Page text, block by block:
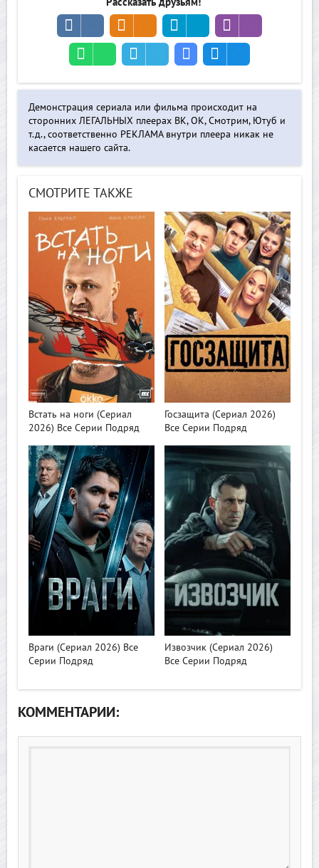
Демонстрация сериала или фильма происходит на
сторонних ЛЕГАЛЬНЫХ плеерах ВК, ОК, Смотрим, Ютуб и
т.д., соответственно РЕКЛАМА внутри плеера никак не
касается нашего сайта.
СМОТРИТЕ ТАКЖЕ
>
Встать на ноги (Сериал
2026) Все Серии Подряд
Госзащита (Сериал 2026)
Все Серии Подряд
Враги (Сериал 2026) Все
Серии Подряд
Извозчик (Сериал 2026)
Все Серии Подряд
КОММЕНТАРИИ: